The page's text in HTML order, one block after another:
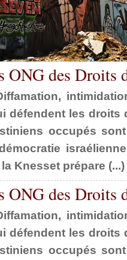
ONG des Droits
défendent les droits
occupés
Knesset prépare (...)
ONG des Droits
défendent les droits
occupés